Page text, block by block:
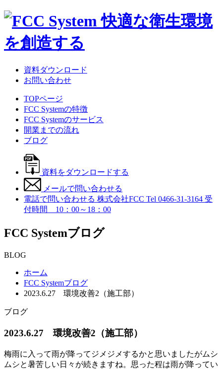
資料ダウンロード
お問い合わせ
TOPページ
FCC Systemの特徴
FCC Systemのサービス
開業までの流れ
ブログ
資料をダウンロードする
メールで問い合わせる
電話で問い合わせる 株式会社FCC Tel 0466-31-3164 受
付時間 10：00～18：00
FCC Systemブログ
BLOG
ホーム
FCC Systemブログ
2023.6.27 環境改善2（施工部）
ブログ
2023.6.27 環境改善2（施工部）
梅雨に入って雨が降ってジメジメするかと思いましたがムシ
ムシと暑苦しい日々が続きますね。思った程は雨が降ってい